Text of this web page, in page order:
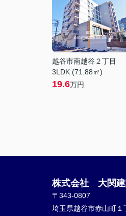
越谷市南越谷２丁目
3LDK (71.88㎡)
19.6万円
株式会社 大関
〒343-0807
埼玉県越谷市赤山町１